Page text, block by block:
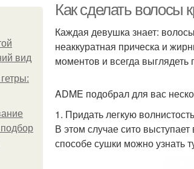
вид
Как сделать волосы
Каждая девушка знает:
неаккуратная прическа и
моментов и всегда выглядеть
ADME подобрал для вас
1. Придать легкую
В этом случае сито
способе сушки можно узнать